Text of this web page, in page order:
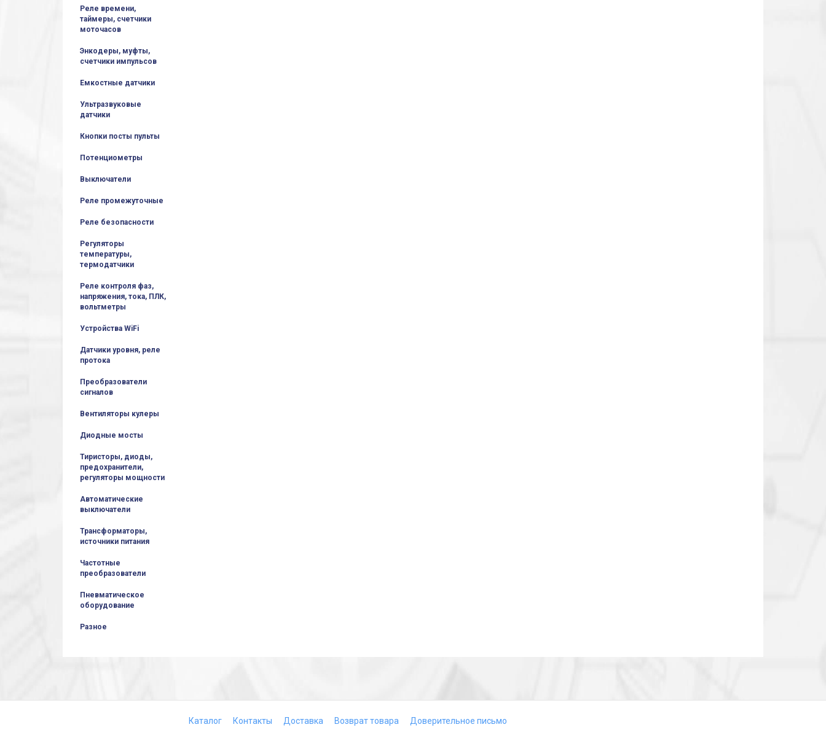
Реле времени,
таймеры, счетчики
моточасов
Энкодеры, муфты,
счетчики импульсов
Емкостные датчики
Ультразвуковые
датчики
Кнопки посты пульты
Потенциометры
Выключатели
Реле промежуточные
Реле безопасности
Регуляторы
температуры,
термодатчики
Реле контроля фаз,
напряжения, тока, ПЛК,
вольтметры
Устройства WiFi
Датчики уровня, реле
протока
Преобразователи
сигналов
Вентиляторы кулеры
Диодные мосты
Тиристоры, диоды,
предохранители,
регуляторы мощности
Автоматические
выключатели
Трансформаторы,
источники питания
Частотные
преобразователи
Пневматическое
оборудование
Разное
Каталог Контакты Доставка Возврат товара Доверительное письмо